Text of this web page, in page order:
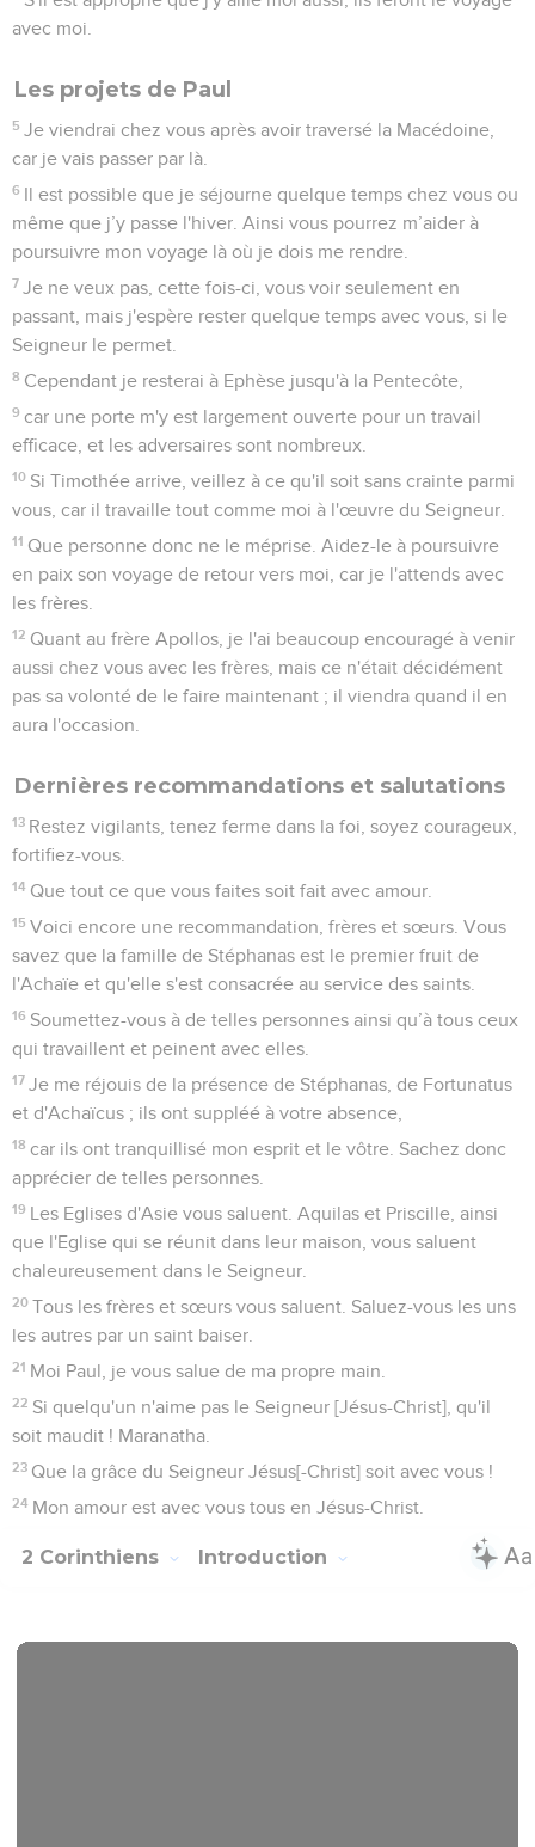
avec moi.
Les projets de Paul
5 Je viendrai chez vous après avoir traversé la Macédoine,
car je vais passer par là.
6 Il est possible que je séjourne quelque temps chez vous ou
même que j’y passe l'hiver. Ainsi vous pourrez m’aider à
poursuivre mon voyage là où je dois me rendre.
7 Je ne veux pas, cette fois-ci, vous voir seulement en
passant, mais j'espère rester quelque temps avec vous, si le
Seigneur le permet.
8 Cependant je resterai à Ephèse jusqu'à la Pentecôte,
9 car une porte m'y est largement ouverte pour un travail
efficace, et les adversaires sont nombreux.
10 Si Timothée arrive, veillez à ce qu'il soit sans crainte parmi
vous, car il travaille tout comme moi à l'œuvre du Seigneur.
11 Que personne donc ne le méprise. Aidez-le à poursuivre
en paix son voyage de retour vers moi, car je l'attends avec
les frères.
12 Quant au frère Apollos, je l'ai beaucoup encouragé à venir
aussi chez vous avec les frères, mais ce n'était décidément
pas sa volonté de le faire maintenant ; il viendra quand il en
aura l'occasion.
Dernières recommandations et salutations
13 Restez vigilants, tenez ferme dans la foi, soyez courageux,
fortifiez-vous.
14 Que tout ce que vous faites soit fait avec amour.
15 Voici encore une recommandation, frères et sœurs. Vous
savez que la famille de Stéphanas est le premier fruit de
l'Achaïe et qu'elle s'est consacrée au service des saints.
16 Soumettez-vous à de telles personnes ainsi qu’à tous ceux
qui travaillent et peinent avec elles.
17 Je me réjouis de la présence de Stéphanas, de Fortunatus
et d'Achaïcus ; ils ont suppléé à votre absence,
18 car ils ont tranquillisé mon esprit et le vôtre. Sachez donc
apprécier de telles personnes.
19 Les Eglises d'Asie vous saluent. Aquilas et Priscille, ainsi
que l'Eglise qui se réunit dans leur maison, vous saluent
chaleureusement dans le Seigneur.
20 Tous les frères et sœurs vous saluent. Saluez-vous les uns
les autres par un saint baiser.
21 Moi Paul, je vous salue de ma propre main.
22 Si quelqu'un n'aime pas le Seigneur [Jésus-Christ], qu'il
soit maudit ! Maranatha.
23 Que la grâce du Seigneur Jésus[-Christ] soit avec vous !
24 Mon amour est avec vous tous en Jésus-Christ.
2 Corinthiens Introduction